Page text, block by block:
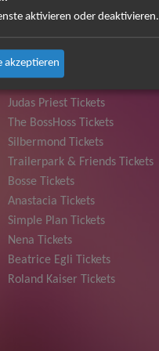
Judas Priest Tickets
The BossHoss Tickets
Silbermond Tickets
Trailerpark & Friends Tickets
Bosse Tickets
Anastacia Tickets
Simple Plan Tickets
Nena Tickets
Beatrice Egli Tickets
Roland Kaiser Tickets
aktivieren oder deaktivieren.
akzeptieren